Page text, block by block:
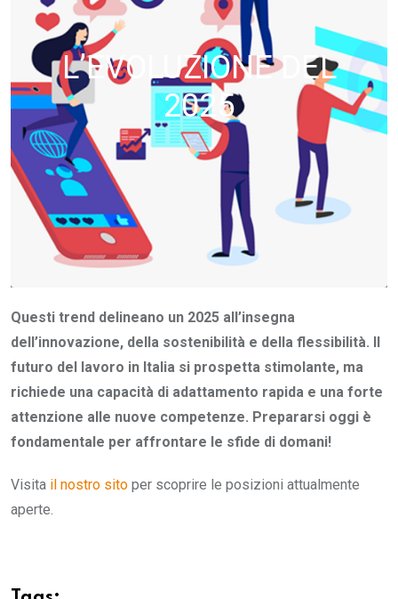
L’EVOLUZIONE DEL
2025
Questi trend delineano un 2025 all’insegna
dell’innovazione, della sostenibilità e della flessibilità. Il
futuro del lavoro in Italia si prospetta stimolante, ma
richiede una capacità di adattamento rapida e una forte
attenzione alle nuove competenze. Prepararsi oggi è
fondamentale per affrontare le sfide di domani!
Visita il nostro sito per scoprire le posizioni attualmente
aperte.